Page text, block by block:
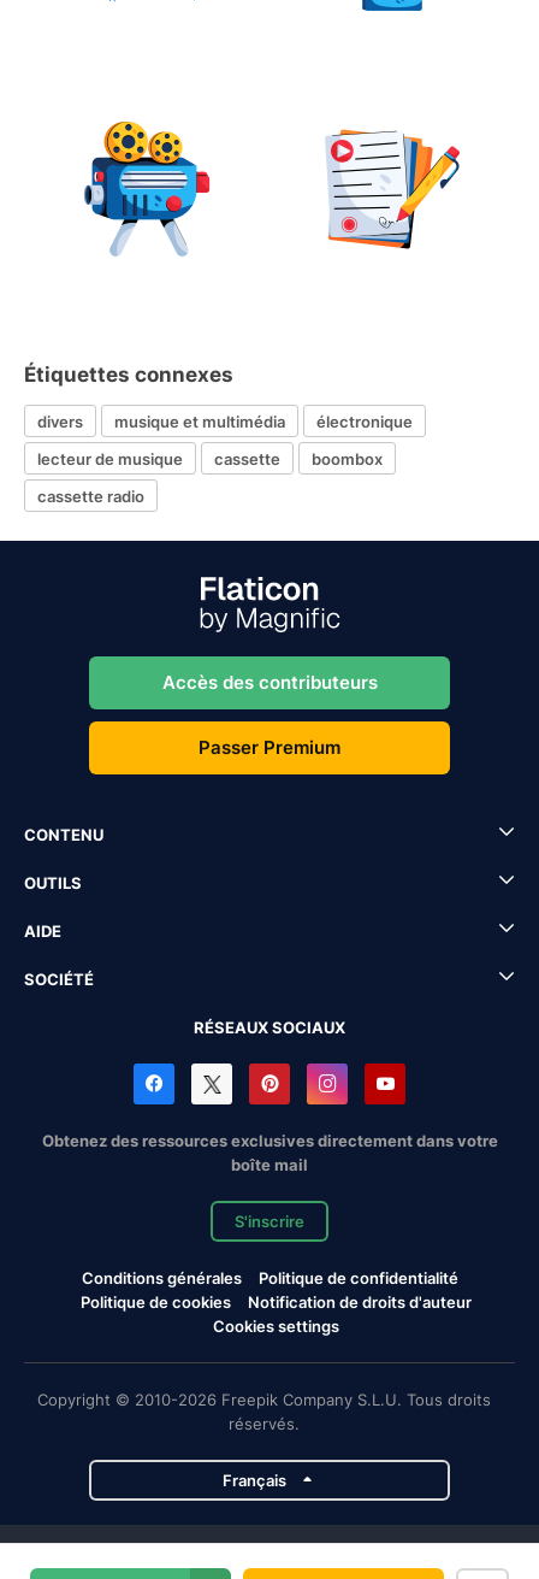
Étiquettes connexes
divers musique et multimédia
électronique
lecteur de musique
cassette
boombox
cassette radio
Accès des contributeurs
Passer Premium
CONTENU
OUTILS
AIDE
SOCIÉTÉ
RÉSEAUX SOCIAUX
Obtenez des ressources exclusives directement dans votre
boîte mail
S'inscrire
Conditions générales
Politique de confidentialité
Politique de cookies
Notification de droits d'auteur
Cookies settings
Copyright © 2010-2026 Freepik Company S.L.U. Tous droits
réservés.
Français